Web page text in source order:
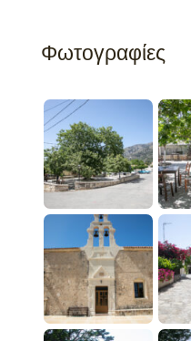
Φωτογραφίες